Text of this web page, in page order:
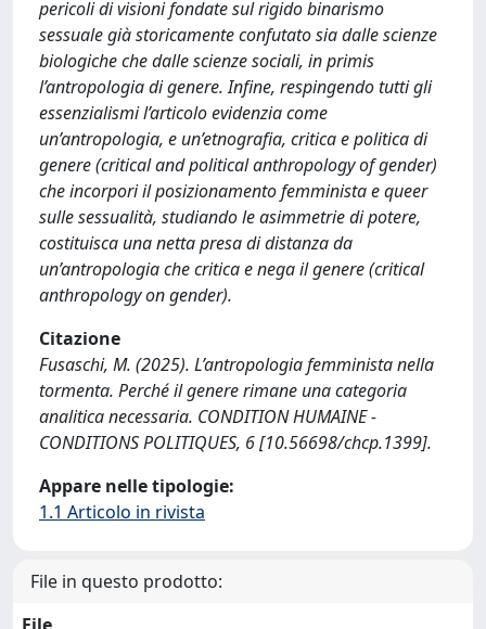
pericoli di visioni fondate sul rigido binarismo
sessuale già storicamente confutato sia dalle scienze
biologiche che dalle scienze sociali, in primis
l’antropologia di genere. Infine, respingendo tutti gli
essenzialismi l’articolo evidenzia come
un’antropologia, e un’etnografia, critica e politica di
genere (critical and political anthropology of gender)
che incorpori il posizionamento femminista e queer
sulle sessualità, studiando le asimmetrie di potere,
costituisca una netta presa di distanza da
un’antropologia che critica e nega il genere (critical
anthropology on gender).
Citazione
Fusaschi, M. (2025). L’antropologia femminista nella
tormenta. Perché il genere rimane una categoria
analitica necessaria. CONDITION HUMAINE -
CONDITIONS POLITIQUES, 6 [10.56698/chcp.1399].
Appare nelle tipologie:
1.1 Articolo in rivista
File in questo prodotto: